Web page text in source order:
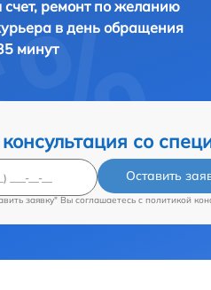
ремонт по желанию
в день обращения
минут
со
Оставить
заявку" Вы соглашаетесь c политикой